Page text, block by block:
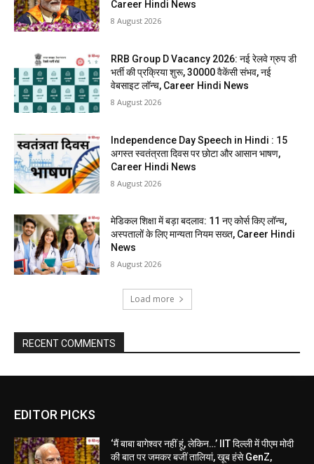
Career Hindi News
8 August 2026
RRB Group D Vacancy 2026: नई रेलवे ग्रुप डी
भर्ती की प्रक्रिया शुरू, 30000 वैकेंसी संभव, नई
वेबसाइट लॉन्च, Career Hindi News
8 August 2026
Independence Day Speech in Hindi : 15
अगस्त स्वतंत्रता दिवस पर छोटा और आसान भाषण,
Career Hindi News
8 August 2026
मेडिकल शिक्षा में बड़ा बदलाव: 11 नए कोर्स किए लॉन्च,
अस्पतालों के लिए मान्यता नियम सख्त, Career Hindi
News
8 August 2026
Load more
RECENT COMMENTS
EDITOR PICKS
‘मैं बाबा बागेश्वर नहीं हूं, लेकिन…’ IIT दिल्ली में पीएम मोदी
की बात पर जमकर बजीं तालियां, खूब हंसे GenZ,